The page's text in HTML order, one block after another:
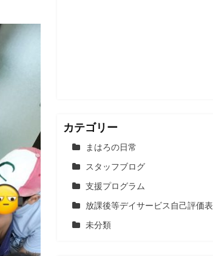
カテゴリー
まはろの日常
スタッフブログ
支援プログラム
放課後等デイサービス自己評価表
未分類